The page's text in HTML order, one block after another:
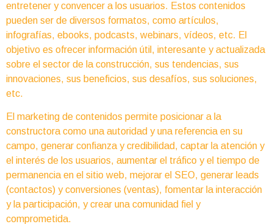
entretener y convencer a los usuarios. Estos contenidos
pueden ser de diversos formatos, como artículos,
infografías, ebooks, podcasts, webinars, vídeos, etc. El
objetivo es ofrecer información útil, interesante y actualizada
sobre el sector de la construcción, sus tendencias, sus
innovaciones, sus beneficios, sus desafíos, sus soluciones,
etc.
El marketing de contenidos permite posicionar a la
constructora como una autoridad y una referencia en su
campo, generar confianza y credibilidad, captar la atención y
el interés de los usuarios, aumentar el tráfico y el tiempo de
permanencia en el sitio web, mejorar el SEO, generar leads
(contactos) y conversiones (ventas), fomentar la interacción
y la participación, y crear una comunidad fiel y
comprometida.